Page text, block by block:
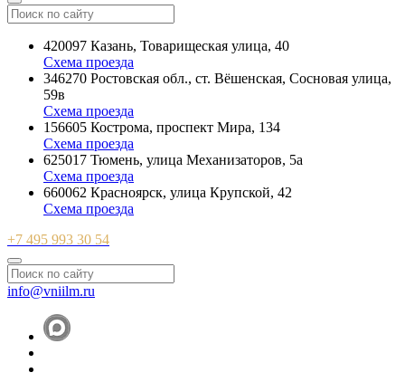
420097 Казань, Товарищеская улица, 40
Схема проезда
346270 Ростовская обл., ст. Вёшенская, Сосновая улица,
59в
Схема проезда
156605 Кострома, проспект Мира, 134
Схема проезда
625017 Тюмень, улица Механизаторов, 5а
Схема проезда
660062 Красноярск, улица Крупской, 42
Схема проезда
+7 495 993 30 54
info@vniilm.ru